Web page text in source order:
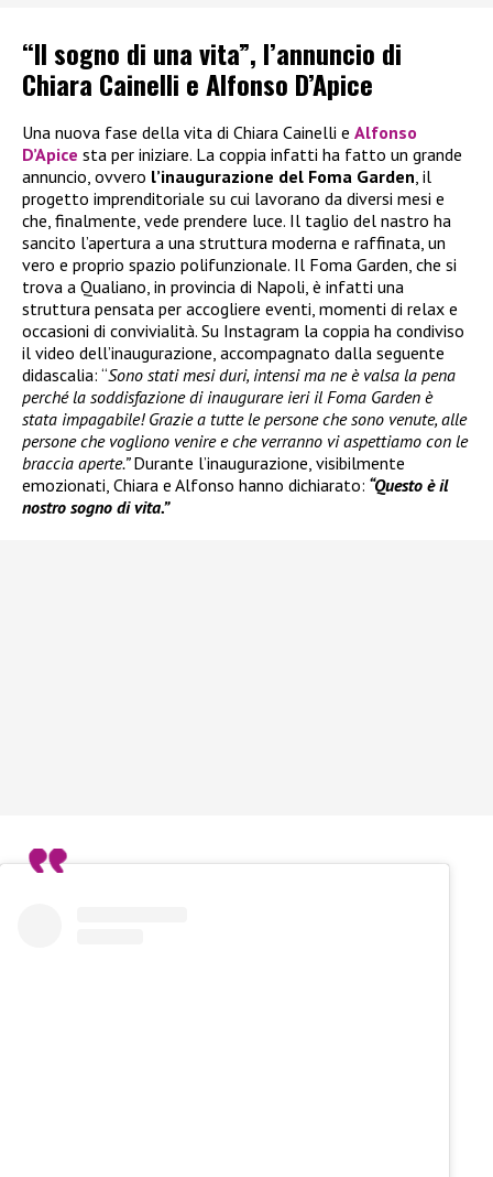
“Il sogno di una vita”, l’annuncio di
Chiara Cainelli e Alfonso D’Apice
Una nuova fase della vita di Chiara Cainelli e Alfonso
D’Apice sta per iniziare. La coppia infatti ha fatto un grande
annuncio, ovvero l’inaugurazione del Foma Garden , il
progetto imprenditoriale su cui lavorano da diversi mesi e
che, finalmente, vede prendere luce. Il taglio del nastro ha
sancito l’apertura a una struttura moderna e raffinata, un
vero e proprio spazio polifunzionale. Il Foma Garden, che si
trova a Qualiano, in provincia di Napoli, è infatti una
struttura pensata per accogliere eventi, momenti di relax e
occasioni di convivialità. Su Instagram la coppia ha condiviso
il video dell’inaugurazione, accompagnato dalla seguente
didascalia: “Sono stati mesi duri, intensi ma ne è valsa la pena
perché la soddisfazione di inaugurare ieri il Foma Garden è
stata impagabile! Grazie a tutte le persone che sono venute, alle
persone che vogliono venire e che verranno vi aspettiamo con le
braccia aperte.”Durante l’inaugurazione, visibilmente
emozionati, Chiara e Alfonso hanno dichiarato: “Questo è il
nostro sogno di vita.”